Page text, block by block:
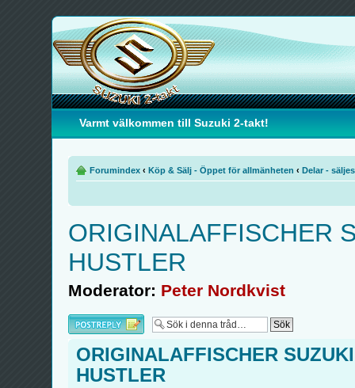
Varmt välkommen till Suzuki 2-takt!
Forumindex ‹ Köp & Sälj - Öppet för allmänheten ‹ Delar - säljes
ORIGINALAFFISCHER
HUSTLER
Moderator: Peter Nordkvist
Besvara
ORIGINALAFFISCHER
HUSTLER